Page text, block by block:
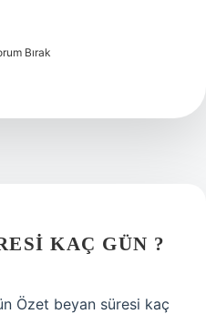
Bırak
KAÇ GÜN ?
Özet beyan süresi kaç